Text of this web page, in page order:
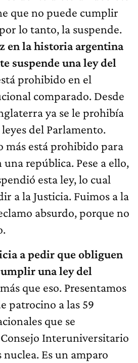
que no puede cumplir
lo tanto, la suspende.
en la historia argentina
suspende una ley del
prohibido en el
comparado. Desde
ya se le prohibía
del Parlamento.
más está prohibido para
república. Pese a ello,
esta ley, lo cual
a la Justicia. Fuimos a la
absurdo, porque no
a pedir que obliguen
una ley del
que eso. Presentamos
patrocino a las 59
que se
Interuniversitario
nuclea. Es un amparo